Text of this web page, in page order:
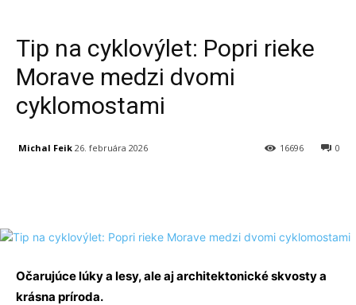
Tip na cyklovýlet: Popri rieke
Morave medzi dvomi
cyklomostami
Michal Feik 26. februára 2026 0
16696
Očarujúce lúky a lesy, ale aj architektonické skvosty a
krásna príroda.